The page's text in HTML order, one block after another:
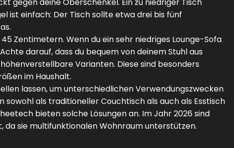
ist einfach: Der Tisch sollte etwa drei bis fünf
Zentimetern. Wenn du ein sehr niedriges Lounge-Sofa
darauf, dass du bequem von deinem Stuhl aus
Varianten. Diese sind besonders
im Haushalt.
lassen, um unterschiedlichen Verwendungszwecken
als traditioneller Couchtisch als auch als Esstisch
bieten solche Lösungen an. Im Jahr 2026 sind
da sie multifunktionalen Wohnraum unterstützen.